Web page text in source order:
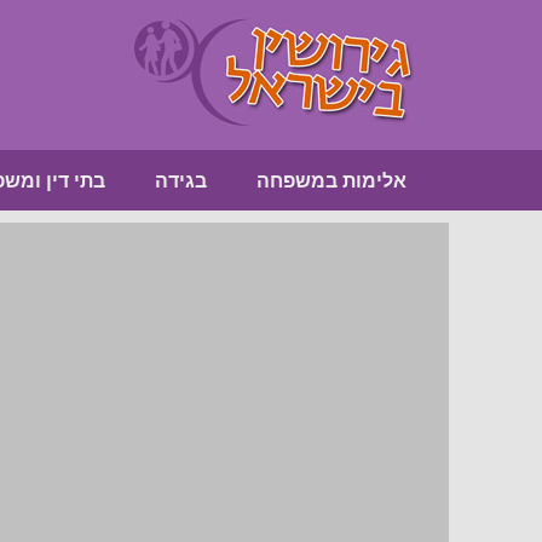
אלימות במשפחה בגידה בתי דין